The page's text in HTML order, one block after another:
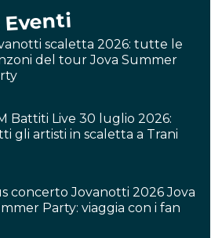
scaletta 2026: tutte le
del tour Jova Summer
Battiti Live 30 luglio 2026:
gli artisti in scaletta a Trani
concerto Jovanotti 2026 Jova
Party: viaggia con i fan